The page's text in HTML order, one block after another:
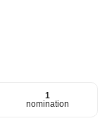
1
nomination